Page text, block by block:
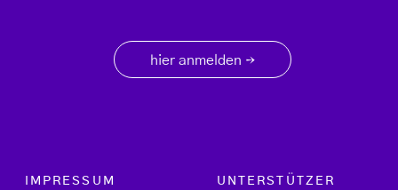
hier anmelden →
Footer menu
IMPRESSUM
UNTERSTÜTZER